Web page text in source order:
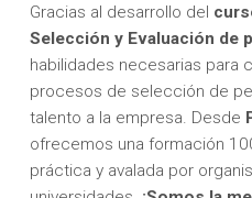
Gracias al desarrollo del
Selección y Evaluación de
habilidades necesarias para
procesos de selección de
talento a la empresa. Desde
ofrecemos una formación
práctica y avalada por